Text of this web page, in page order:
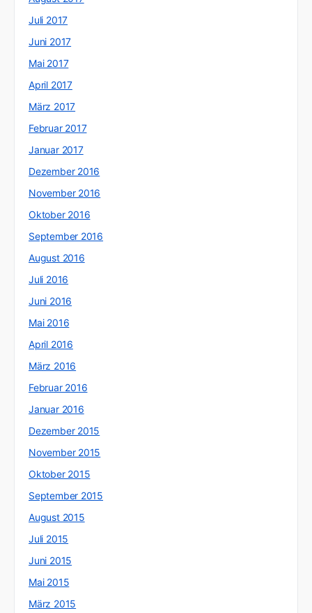
Juli 2017
Juni 2017
Mai 2017
April 2017
März 2017
Februar 2017
Januar 2017
Dezember 2016
November 2016
Oktober 2016
September 2016
August 2016
Juli 2016
Juni 2016
Mai 2016
April 2016
März 2016
Februar 2016
Januar 2016
Dezember 2015
November 2015
Oktober 2015
September 2015
August 2015
Juli 2015
Juni 2015
Mai 2015
März 2015